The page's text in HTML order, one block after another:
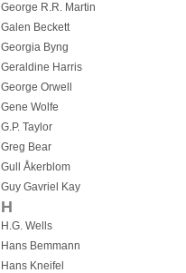
George R.R. Martin
Galen Beckett
Georgia Byng
Geraldine Harris
George Orwell
Gene Wolfe
G.P. Taylor
Greg Bear
Gull Åkerblom
Guy Gavriel Kay
H
H.G. Wells
Hans Bemmann
Hans Kneifel